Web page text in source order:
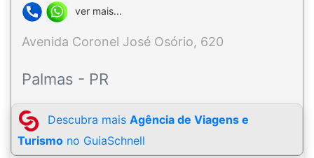
ver mais...
Avenida Coronel José Osório, 620
Palmas - PR
Descubra mais Agência de Viagens e
Turismo no GuiaSchnell